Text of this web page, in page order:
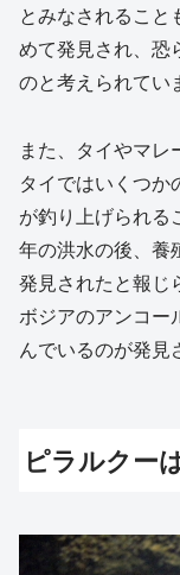
とみなされること
めて発見され、恐
のと考えられてい
また、タイやマレ
タイではいくつ
が釣り上げられる
年の洪水の後、養
発見されたと報じ
ボジアのアンコー
んでいるのが発見
ピラルクー